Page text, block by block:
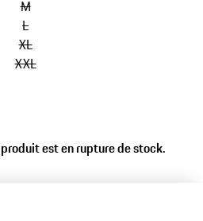
M
L
XL
XXL
est en rupture de stock.